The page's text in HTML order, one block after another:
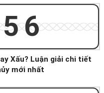
Xấu? Luận giải chi tiết
mới nhất